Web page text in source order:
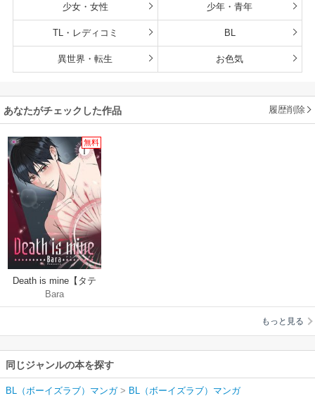
少女・女性 少年・青年
TL・レディコミ BL
異世界・転生 お色気
あなたがチェックした作品 履歴削除
無料
Death is mine【タテ
ヨミ】
Bara
もっと見る
同じジャンルの本を探す
BL（ボーイズラブ）マンガ> BL（ボーイズラブ）マンガ